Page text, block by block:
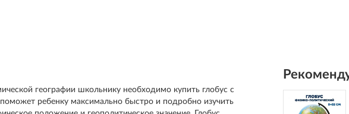
географии школьнику необходимо купить глобус с
ребенку максимально быстро и подробно изучить